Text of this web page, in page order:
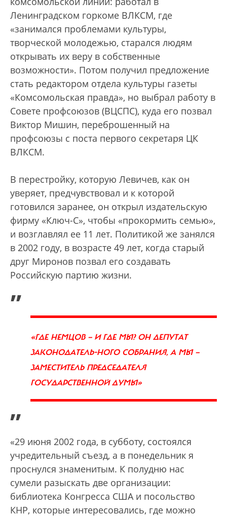
Ленинградском горкоме ВЛКСМ, где
«занимался проблемами культуры,
творческой молодежью, старался людям
открывать их веру в собственные
возможности». Потом получил предложение
стать редактором отдела культуры газеты
«Комсомольская правда», но выбрал работу в
Совете профсоюзов (ВЦСПС), куда его позвал
Виктор Мишин, переброшенный на
профсоюзы с поста первого секретаря ЦК
ВЛКСМ.
В перестройку, которую Левичев, как он
уверяет, предчувствовал и к которой
готовился заранее, он открыл издательскую
фирму «Ключ-С», чтобы «прокормить семью»,
и возглавлял ее 11 лет. Политикой же занялся
в 2002 году, в возрасте 49 лет, когда старый
друг Миронов позвал его создавать
Российскую партию жизни.
„
«ГДЕ НЕМЦОВ — И ГДЕ МЫ? ОН ДЕПУТАТ
ЗАКОНОДАТЕЛЬ-НОГО СОБРАНИЯ, А МЫ —
ЗАМЕСТИТЕЛЬ ПРЕДСЕДАТЕЛЯ
ГОСУДАРСТВЕННОЙ ДУМЫ»
”
«29 июня 2002 года, в субботу, состоялся
учредительный съезд, а в понедельник я
проснулся знаменитым. К полудню нас
сумели разыскать две организации:
библиотека Конгресса США и посольство
КНР, которые интересовались, где можно